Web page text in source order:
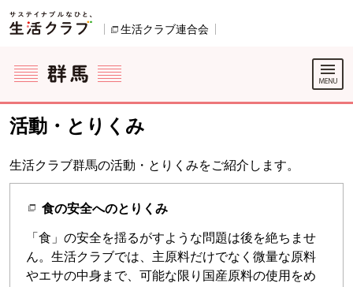
ページの先頭です。
生活クラブ連合会
ここからサイト内共通メニューです。
サイト内共通メニューをスキップする
サイト内共通メニューここまで。
活動・とりくみ
生活クラブ群馬の活動・とりくみをご紹介します。
食の安全へのとりくみ
「食」の安全を揺るがすような問題は後を絶ちませ
ん。生活クラブでは、主原料だけでなく微量な原料
やエサの中身まで、可能な限り国産原料の使用をめ